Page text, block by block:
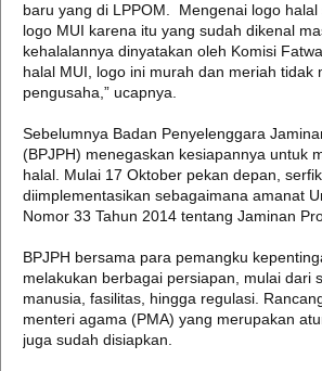
baru yang di LPPOM. Mengenai logo
logo MUI karena itu yang sudah dikenal
kehalalannya dinyatakan oleh Komisi
halal MUI, logo ini murah dan meriah tidak
pengusaha,” ucapnya.
Sebelumnya Badan Penyelenggara
(BPJPH) menegaskan kesiapannya untuk
halal. Mulai 17 Oktober pekan depan,
diimplementasikan sebagaimana amanat
Nomor 33 Tahun 2014 tentang Jaminan
BPJPH bersama para pemangku
melakukan berbagai persiapan, mulai dari
manusia, fasilitas, hingga regulasi.
menteri agama (PMA) yang merupakan
juga sudah disiapkan.